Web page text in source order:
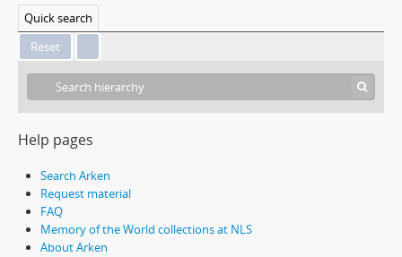
Quick search
Help pages
Search Arken
Request material
FAQ
Memory of the World collections at NLS
About Arken